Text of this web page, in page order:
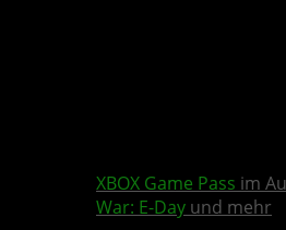
XBOX Game Pass im
War: E-Day und mehr